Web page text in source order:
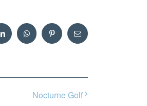
LinkedInWhatsAppPinterestEmail
Nocturne Golf